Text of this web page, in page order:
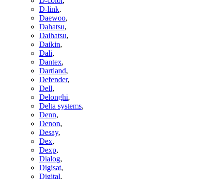
D-link,
Daewoo,
Dahatsu,
Daihatsu,
Daikin,
Dali,
Dantex,
Dartland,
Defender,
Dell,
Delonghi,
Delta systems,
Denn,
Denon,
Desay,
Dex,
Dexp,
Dialog,
Digisat,
Digital,